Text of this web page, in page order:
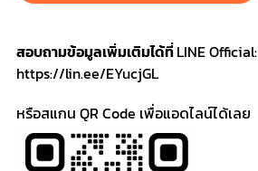
สอบถามข้อมูลเพิ่มเติมได้ที่LINE Official:
https://lin.ee/EYucjGL
หรือสแกน QR Code เพื่อแอดไลน์ได้เลย